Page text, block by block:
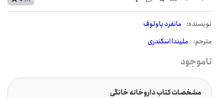
نويسنده: مانفرد پاولوف
مترجم: ملیندا اسکندری
ناموجود
مشخصات کتاب داروخانه خانگی